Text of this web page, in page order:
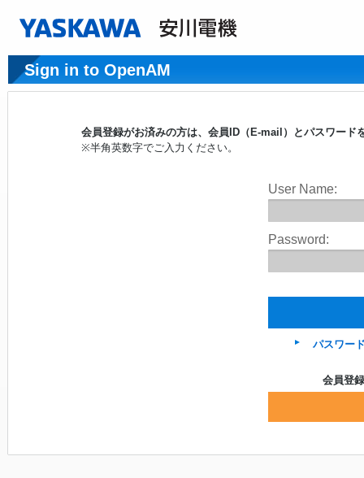
Sign in to OpenAM
会員登録がお済みの方は、会員ID（E-mail）とパスワー
※半角英数字でご入力ください。
User Name:
Password:
パスワー
会員登